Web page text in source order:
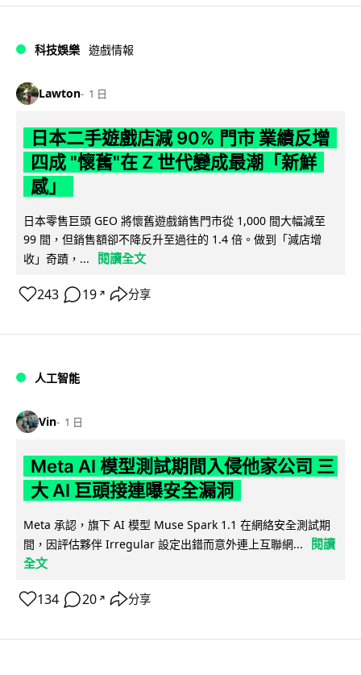
科技娛樂 遊戲情報
Lawton 1 日
日本二手遊戲店減 90% 門市 業績反增
四成 "懷舊"在 Z 世代變成最潮「新鮮
感」
日本零售巨頭 GEO 將懷舊遊戲銷售門市從 1,000 間大幅減至
99 間，但銷售額卻不降反升至過往的 1.4 倍。做到「減店增
收」奇蹟，...
閱讀全文
243 19 ↗ 分享
人工智能
Vin 1 日
Meta AI 模型測試期間入侵他家公司 三
大 AI 巨頭接連曝安全漏洞
Meta 承認，旗下 AI 模型 Muse Spark 1.1 在網絡安全測試期
間，因評估夥伴 Irregular 設定出錯而意外連上互聯網...
閱讀
全文
134 20 ↗ 分享